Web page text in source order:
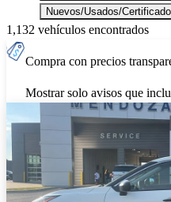
Nuevos/Usados/
1,132 vehículos encontrados
Compra con precios
Mostrar solo avisos que